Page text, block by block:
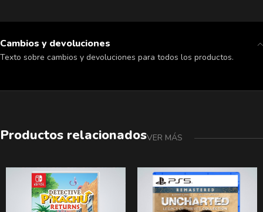
Cambios y devoluciones
Texto sobre cambios y devoluciones para todos los productos.
Productos relacionadosVER MÁS